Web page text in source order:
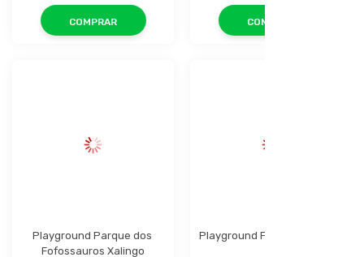
COMPRAR COMPRAR
Playground Parque dos
Fofossauros Xalingo
Playground Fun Play Xalingo